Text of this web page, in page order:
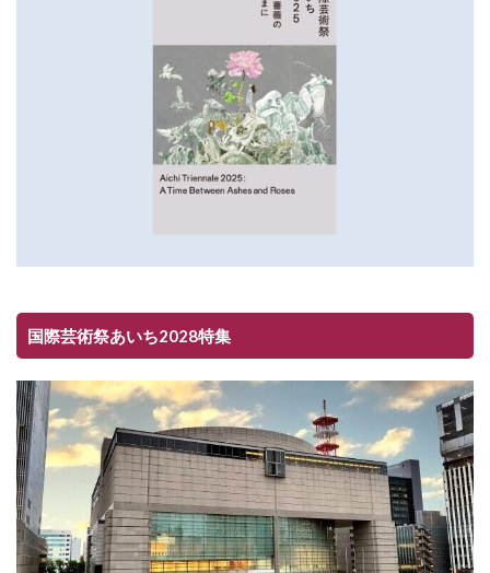
国際芸術祭あいち2028特集